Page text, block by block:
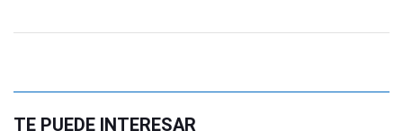
TE PUEDE INTERESAR